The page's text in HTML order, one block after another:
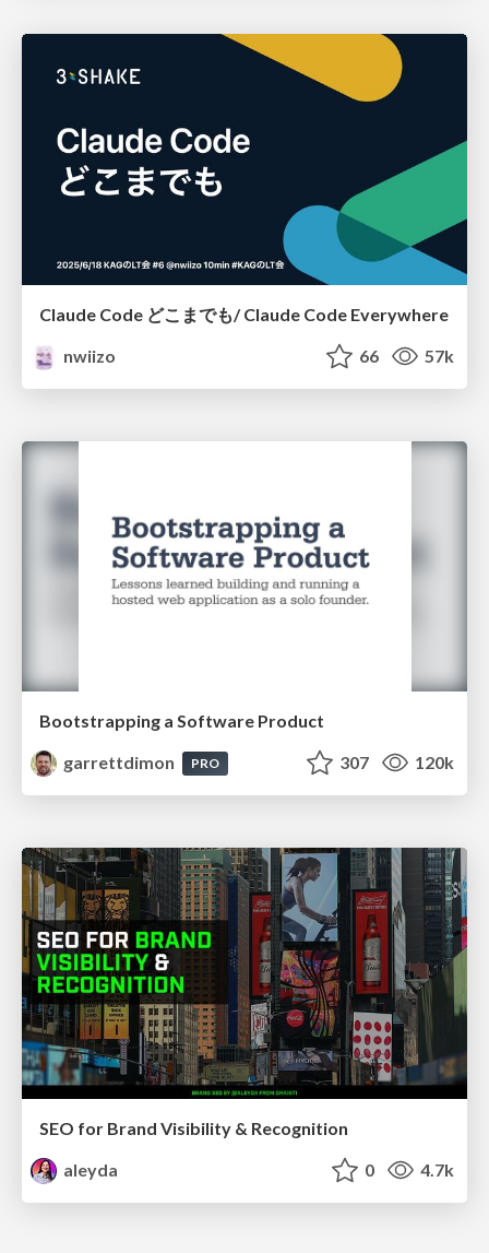
Claude Code どこまでも/ Claude Code Everywhere
nwiizo
66 57k
Bootstrapping a Software Product
garrettdimon
PRO 307 120k
SEO for Brand Visibility & Recognition
aleyda
0 4.7k